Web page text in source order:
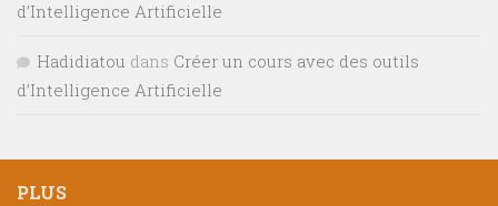
d’Intelligence Artificielle
Hadidiatou dans Créer un cours avec des outils
d’Intelligence Artificielle
PLUS